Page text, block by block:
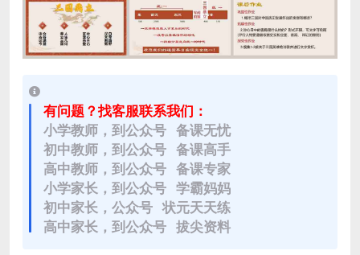
有问题？找客服联系我们：
小学教师，到公众号 备课无忧
初中教师，到公众号 备课高手
高中教师，到公众号 备课专家
小学家长，到公众号 学霸妈妈
初中家长，公众号 状元天天练
高中家长，到公众号 拔尖资料